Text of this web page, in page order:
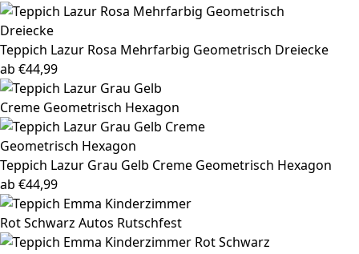
Teppich Lazur Rosa Mehrfarbig Geometrisch Dreiecke
ab €44,99
Teppich Lazur Grau Gelb Creme Geometrisch Hexagon
ab €44,99